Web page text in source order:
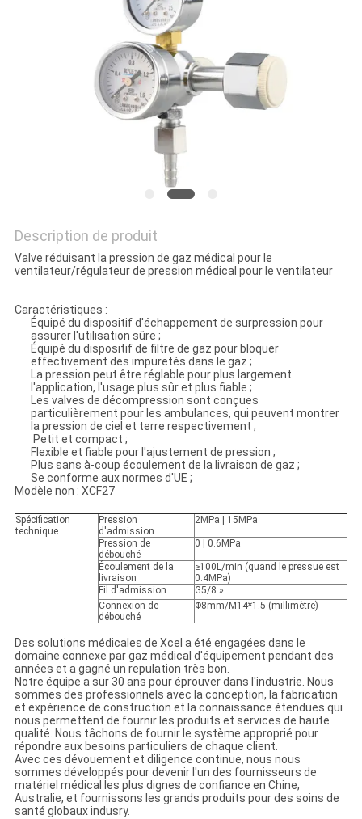
Description de produit
Valve réduisant la pression de gaz médical pour le
ventilateur/régulateur de pression médical pour le ventilateur
Caractéristiques :
Équipé du dispositif d'échappement de surpression pour
assurer l'utilisation sûre ;
Équipé du dispositif de filtre de gaz pour bloquer
effectivement des impuretés dans le gaz ;
La pression peut être réglable pour plus largement
l'application, l'usage plus sûr et plus fiable ;
Les valves de décompression sont conçues
particulièrement pour les ambulances, qui peuvent montrer
la pression de ciel et terre respectivement ;
Petit et compact ;
Flexible et fiable pour l'ajustement de pression ;
Plus sans à-coup écoulement de la livraison de gaz ;
Se conforme aux normes d'UE ;
Modèle non : XCF27
Spécification
technique
Pression
d'admission
2MPa | 15MPa
Pression de
débouché
0 | 0.6MPa
Écoulement de la
livraison
≥100L/min (quand le pressue est
0.4MPa)
Fil d'admission
G5/8 »
Connexion de
débouché
Φ8mm/M14*1.5 (millimètre)
Des solutions médicales de Xcel a été engagées dans le
domaine connexe par gaz médical d'équipement pendant des
années et a gagné un repulation très bon.
Notre équipe a sur 30 ans pour éprouver dans l'industrie. Nous
sommes des professionnels avec la conception, la fabrication
et expérience de construction et la connaissance étendues qui
nous permettent de fournir les produits et services de haute
qualité. Nous tâchons de fournir le système approprié pour
répondre aux besoins particuliers de chaque client.
Avec ces dévouement et diligence continue, nous nous
sommes développés pour devenir l'un des fournisseurs de
matériel médical les plus dignes de confiance en Chine,
Australie, et fournissons les grands produits pour des soins de
santé globaux indusry.